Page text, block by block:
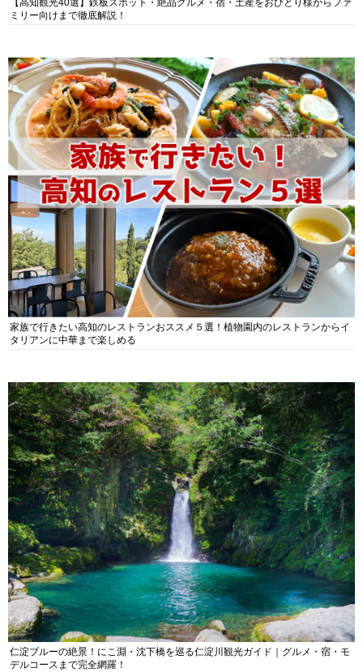
【高知観光40選】鉄板スポット・絶品グルメ・宿・土産をおひとり様からファ
ミリー向けまで徹底解説！
家族で行きたい高知のレストランおススメ５選！植物園内のレストランからイ
タリアンに中華まで楽しめる
仁淀ブルーの絶景！にこ淵・沈下橋を巡る仁淀川観光ガイド｜グルメ・宿・モ
デルコースまで完全網羅！